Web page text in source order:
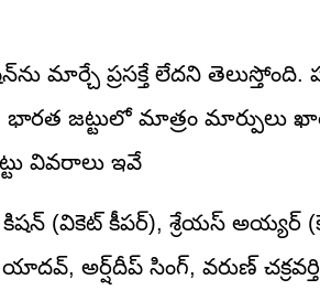
ప్రసక్తే లేదని తెలుస్తోంది.
భారత జట్టులో మాత్రం మార్పులు
వివరాలు ఇవే
(వికెట్ కీపర్), శ్రేయస్ అయ్యర్
అర్ష్‌దీప్ సింగ్, వరుణ్